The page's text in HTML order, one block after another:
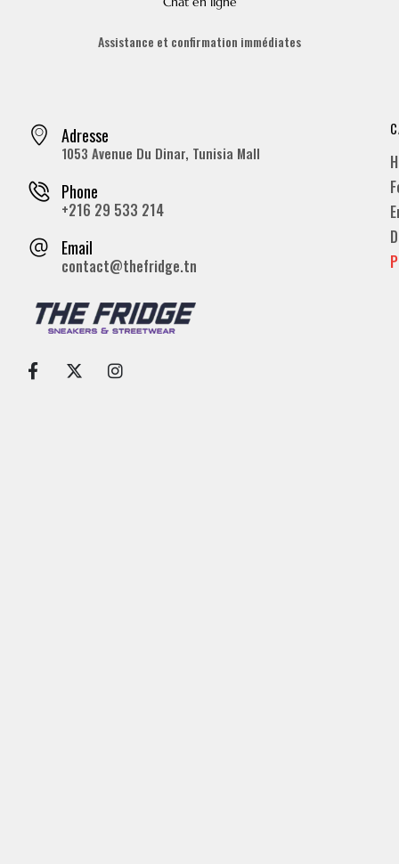
Assistance et confirmation immédiates
Adresse
1053 Avenue Du Dinar, Tunisia Mall
Phone
+216 29 533 214
Email
contact@thefridge.tn